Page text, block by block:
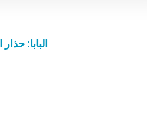
البابا: